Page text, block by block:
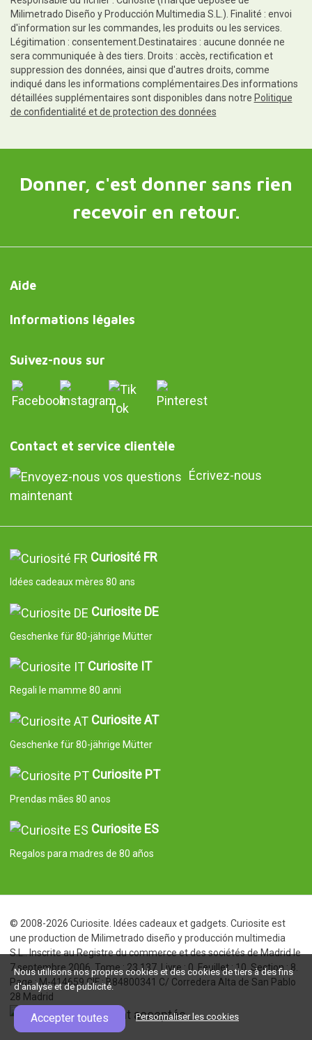
Milimetrado Diseño y Producción Multimedia S.L.). Finalité : envoi
d'information sur les commandes, les produits ou les services.
Légitimation : consentement.Destinataires : aucune donnée ne
sera communiquée à des tiers. Droits : accès, rectification et
suppression des données, ainsi que d'autres droits, comme
indiqué dans les informations complémentaires.Des informations
détaillées supplémentaires sont disponibles dans notre Politique
de confidentialité et de protection des données
Donner, c'est donner sans rien
recevoir en retour.
Aide
Informations légales
Suivez-nous sur
Contact et service clientèle
Écrivez-nous
maintenant
Curiosité FR
Idées cadeaux mères 80 ans
Curiosite DE
Geschenke für 80-jährige Mütter
Curiosite IT
Regali le mamme 80 anni
Curiosite AT
Geschenke für 80-jährige Mütter
Curiosite PT
Prendas mães 80 anos
Curiosite ES
Regalos para madres de 80 años
© 2008-2026 Curiosite. Idées cadeaux et gadgets. Curiosite est
une production de Milimetrado diseño y producción multimedia
S.L.. Inscrite au Registre du commerce et des sociétés de Madrid le
7 septembre 2006. Tome : 23.137. Livre : 0. Feuillet : 10. Section : 8.
Page : M-414659 CIF : B84800341 C/ Corredera Alta de San Pablo
28 Madrid
Nous utilisons nos propres cookies et des cookies de tiers à des fins
d'analyse et de publicité.
Accepter toutes Personnaliser les cookies